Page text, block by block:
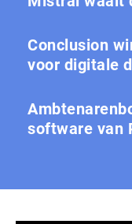
Conclusion
voor digitale
software van